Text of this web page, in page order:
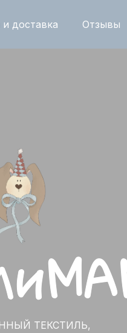
и доставка Отзывы
ТЕКСТИЛЬ,